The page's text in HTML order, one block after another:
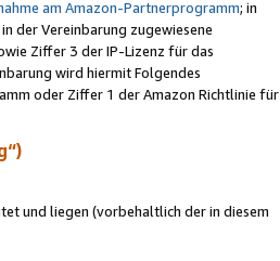
am Amazon-Partnerprogramm; in
der Vereinbarung zugewiesene
Ziffer 3 der IP-Lizenz für das
wird hiermit Folgendes
oder Ziffer 1 der Amazon Richtlinie für
und liegen (vorbehaltlich der in diesem